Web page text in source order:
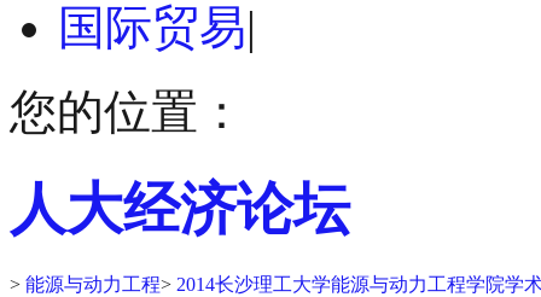
国际贸易|
您的位置：
人大经济论坛
> 能源与动力工程> 2014长沙理工大学能源与动力工程学院学